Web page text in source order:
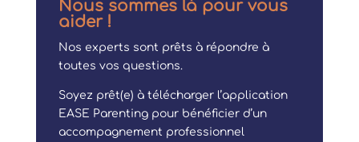
Nous sommes là pour vous
aider !
Nos experts sont prêts à répondre à
toutes vos questions.
Soyez prêt(e) à télécharger l’application
EASE Parenting pour bénéficier d’un
accompagnement professionnel